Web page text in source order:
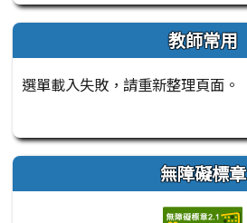
教師常用
選單載入失敗，請重新整理頁面。
無障礙標章